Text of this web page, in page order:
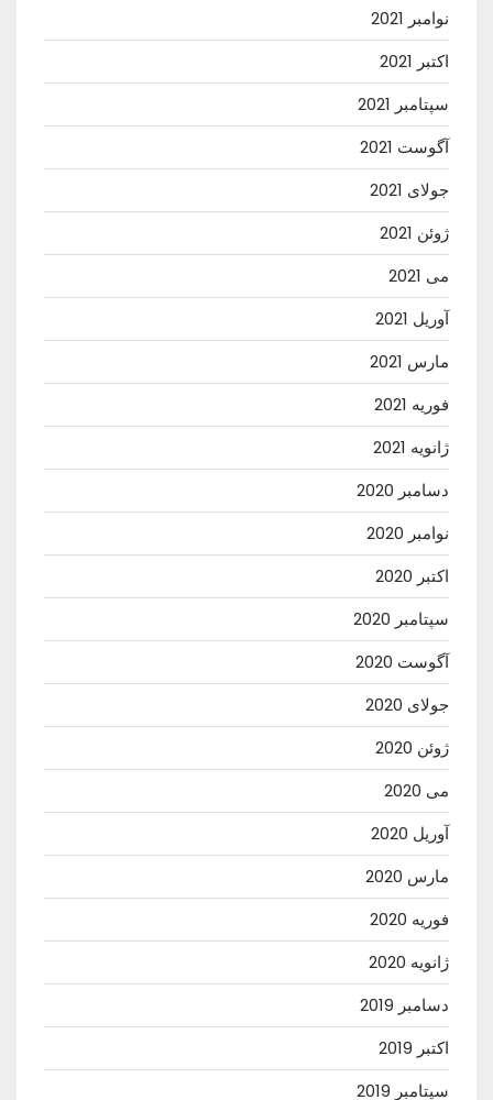
نوامبر 2021
اکتبر 2021
سپتامبر 2021
آگوست 2021
جولای 2021
ژوئن 2021
می 2021
آوریل 2021
مارس 2021
فوریه 2021
ژانویه 2021
دسامبر 2020
نوامبر 2020
اکتبر 2020
سپتامبر 2020
آگوست 2020
جولای 2020
ژوئن 2020
می 2020
آوریل 2020
مارس 2020
فوریه 2020
ژانویه 2020
دسامبر 2019
اکتبر 2019
سپتامبر 2019